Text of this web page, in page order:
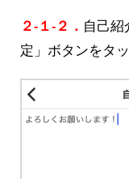
２-１-２． 自己
定」ボタンをタ